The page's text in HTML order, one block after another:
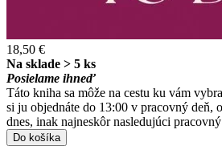
18,50 €
Na sklade > 5 ks
Posielame ihneď
Táto kniha sa môže na cestu ku vám
si ju objednáte do 13:00 v pracovný deň,
dnes, inak najneskôr nasledujúci
Do košíka